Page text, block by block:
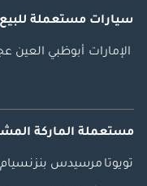
سيارات مستعملة للبيع
الإمارات أبوظبي العين
مستعملة الماركة
تويوتا مرسيدس بنزنسيام